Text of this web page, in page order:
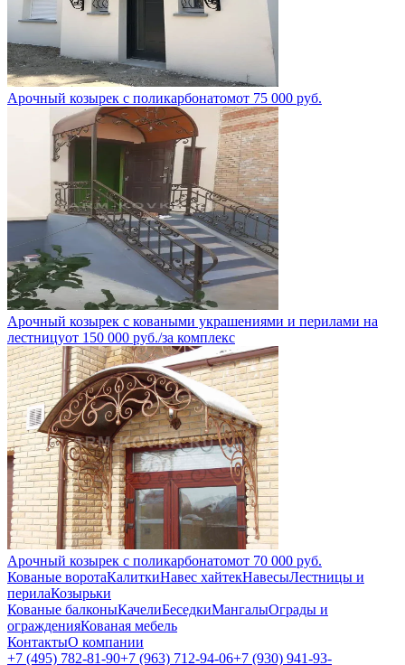
Арочный козырек с поликарбонатомот 75 000 руб.
Арочный козырек с коваными украшениями и перилами на
лестницуот 150 000 руб./за комплекс
Арочный козырек с поликарбонатомот 70 000 руб.
Кованые воротаКалиткиНавес хайтекНавесыЛестницы и
перилаКозырьки
Кованые балконыКачелиБеседкиМангалыОграды и
огражденияКованая мебель
КонтактыО компании
+7 (495) 782-81-90+7 (963) 712-94-06+7 (930) 941-93-